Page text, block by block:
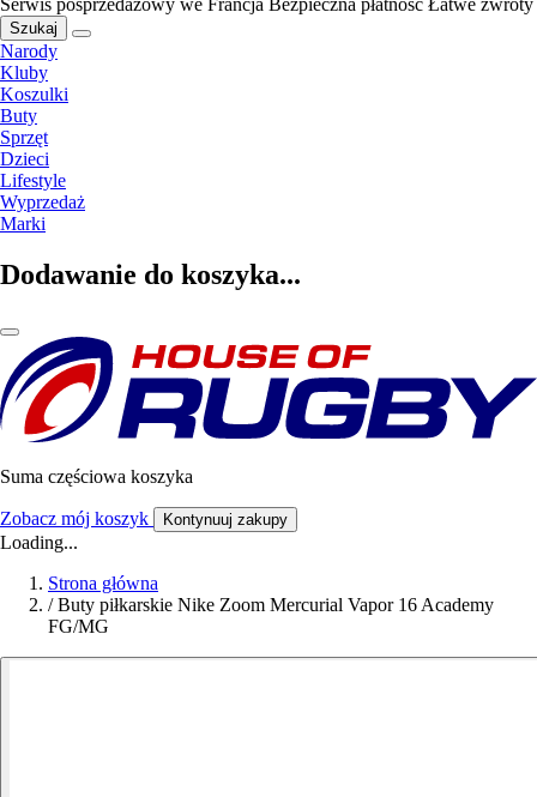
Serwis posprzedażowy we Francja Bezpieczna płatność Łatwe zwroty
Szukaj
Narody
Kluby
Koszulki
Buty
Sprzęt
Dzieci
Lifestyle
Wyprzedaż
Marki
Dodawanie do koszyka...
Suma częściowa koszyka
Zobacz mój koszyk Kontynuuj zakupy
Loading...
Strona główna
/ Buty piłkarskie Nike Zoom Mercurial Vapor 16 Academy
FG/MG